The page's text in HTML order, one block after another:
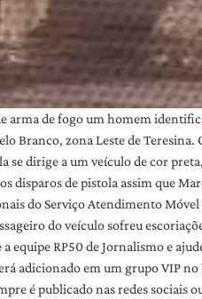
de fogo um homem
zona Leste de Teresina.
dirige a um veículo de cor
disparos de pistola assim que
do Serviço Atendimento
do veículo sofreu
equipe RP50 de Jornalismo e
adicionado em um grupo VIP
é publicado nas redes sociais